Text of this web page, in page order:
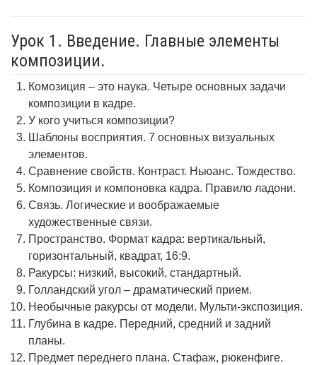
Урок 1. Введение. Главные элементы
композиции.
Комозиция – это наука. Четыре основных задачи
композиции в кадре.
У кого учиться композиции?
Шаблоны восприятия. 7 основных визуальных
элементов.
Сравнение свойств. Контраст. Ньюанс. Тождество.
Композиция и компоновка кадра. Правило ладони.
Связь. Логические и воображаемые
художественные связи.
Пространство. Формат кадра: вертикальный,
горизонтальный, квадрат, 16:9.
Ракурсы: низкий, высокий, стандартный.
Голландский угол – драматический прием.
Необычные ракурсы от модели. Мульти-экспозиция.
Глубина в кадре. Передний, средний и задний
планы.
Предмет переднего плана. Стафаж, рюкенфиге.